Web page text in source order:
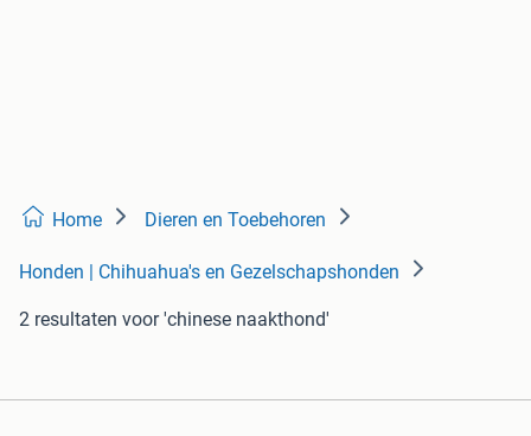
Home Dieren en Toebehoren
Honden | Chihuahua's en Gezelschapshonden
2 resultaten voor 'chinese naakthond'